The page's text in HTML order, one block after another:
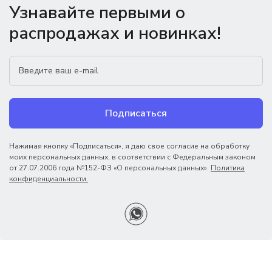
Узнавайте первыми о
распродажах и новинках!
Подписаться
Нажимая кнопку «Подписаться», я даю свое согласие на обработку
моих персональных данных, в соответствии с Федеральным законом
от 27.07.2006 года №152-ФЗ «О персональных данных». Политика
конфиденциальности.